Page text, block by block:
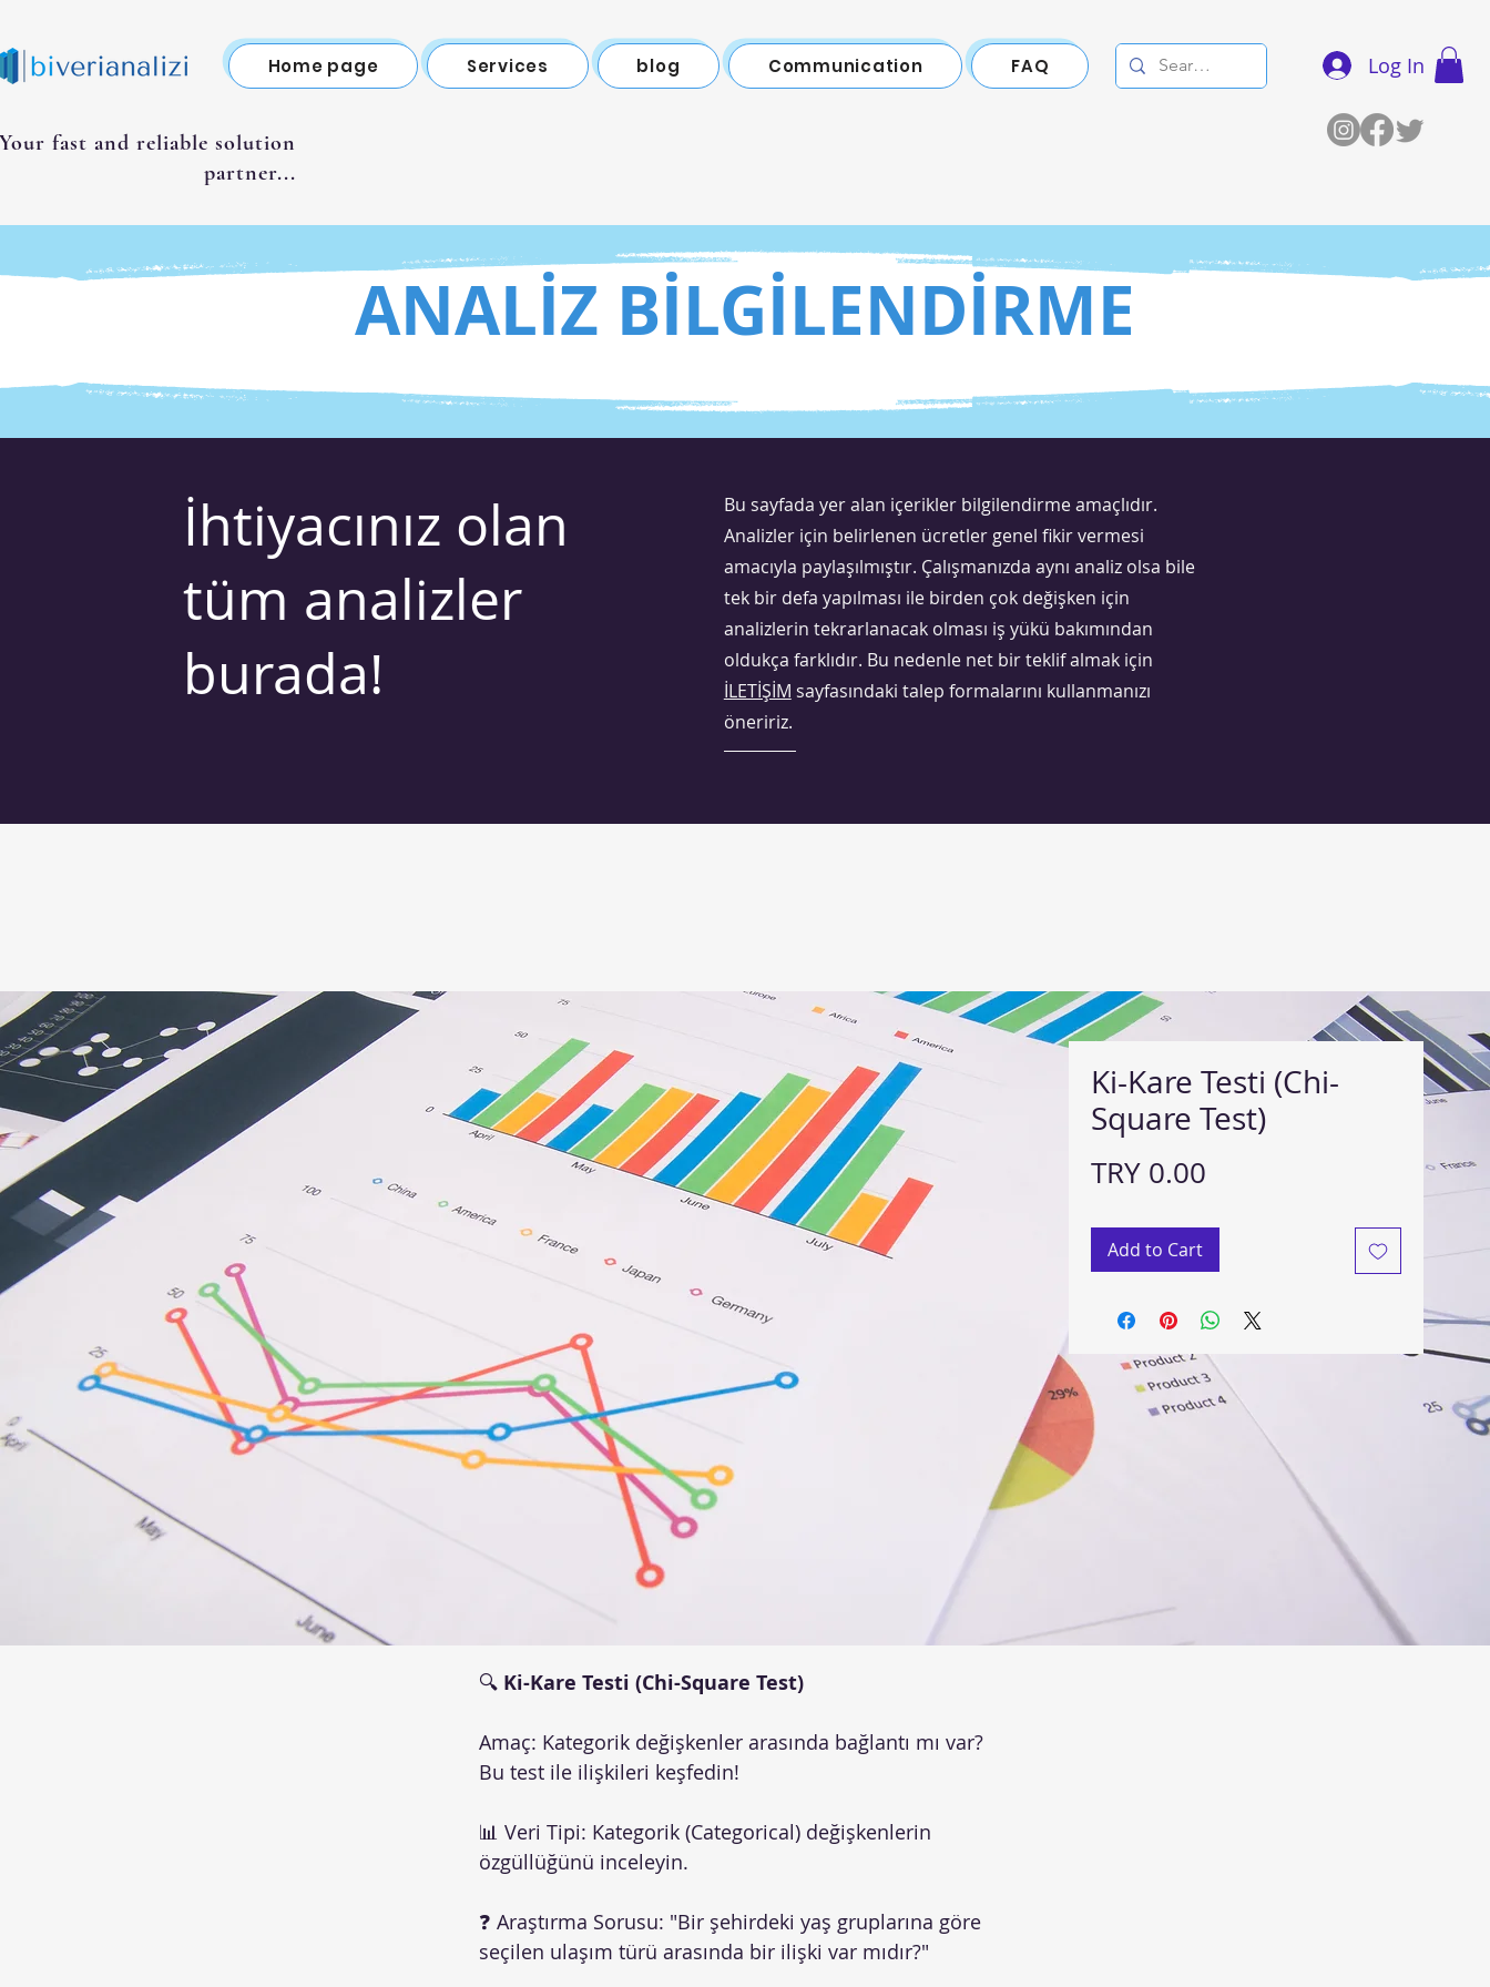
Home page Services blog Communication FAQ
Your fast and reliable solution
partner...
Log In
ANALİZ BİLGİLENDİRME
İhtiyacınız olan
tüm analizler
burada!
Bu sayfada yer alan içerikler bilgilendirme amaçlıdır.
Analizler için belirlenen ücretler genel fikir vermesi
amacıyla paylaşılmıştır. Çalışmanızda aynı analiz olsa bile
tek bir defa yapılması ile birden çok değişken için
analizlerin tekrarlanacak olması iş yükü bakımından
oldukça farklıdır. Bu nedenle net bir teklif almak için
İLETİŞİM sayfasındaki talep formalarını kullanmanızı
öneririz.
Ki-Kare Testi (Chi-
Square Test)
TRY 0.00
Add to Cart
🔍 Ki-Kare Testi (Chi-Square Test)
Amaç: Kategorik değişkenler arasında bağlantı mı var?
Bu test ile ilişkileri keşfedin!
📊 Veri Tipi: Kategorik (Categorical) değişkenlerin
özgüllüğünü inceleyin.
❓ Araştırma Sorusu: "Bir şehirdeki yaş gruplarına göre
seçilen ulaşım türü arasında bir ilişki var mıdır?"